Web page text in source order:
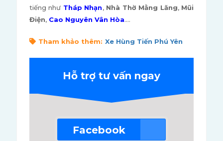
tiếng như Tháp Nhạn, Nhà Thờ Mằng Lăng, Mũi
Điện, Cao Nguyên Vân Hòa....
Tham khảo thêm: Xe Hùng Tiến Phú Yên
Hỗ trợ tư vấn ngay
Facebook